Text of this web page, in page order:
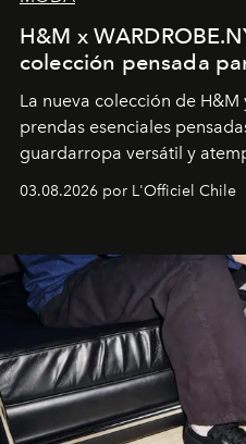
H&M x
colección pensada
La nueva colección de H&M
prendas esenciales
guardarropa versátil y
lanzamiento, los
la asesora creativa y jefa
y la filosofía detrás de la
03.08.2026 por L'Officiel Chile